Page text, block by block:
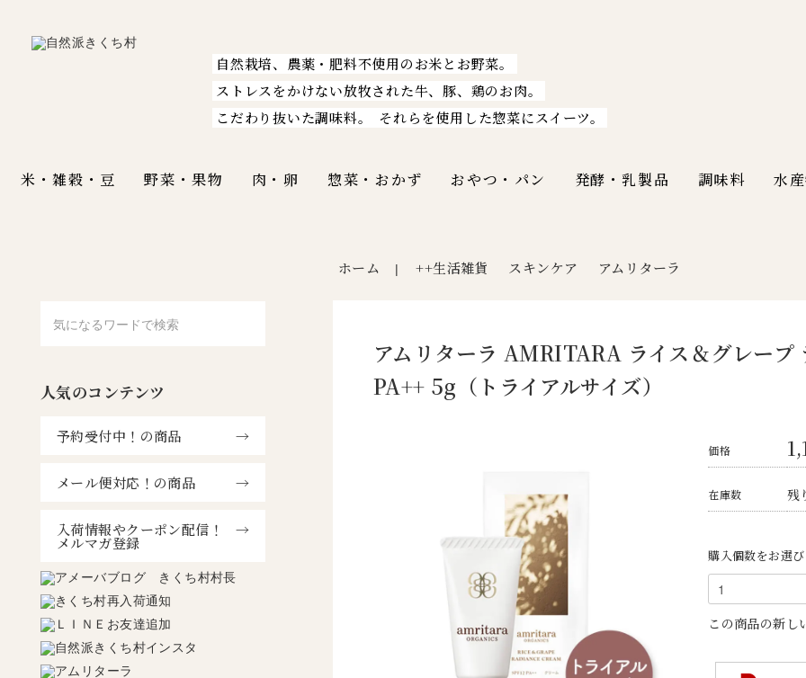
自然栽培、農薬・肥料不使用のお米とお野菜。
ストレスをかけない放牧された牛、豚、鶏のお肉。
こだわり抜いた調味料。
それらを使用した惣菜にスイーツ。
米・雑穀・豆 野菜・果物 肉・卵 惣菜・おかず おやつ・パン 発酵・乳製品 調味料 水
ホーム | ++生活雑貨 スキンケア アムリターラ
アムリターラ AMRITARA ライス＆グレープ
PA++ 5g（トライアルサイズ）
価格
在庫数 残
購入個数をお選
この商品の新し
人気のコンテンツ
予約受付中！の商品
メール便対応！の商品
入荷情報やクーポン配信！
メルマガ登録